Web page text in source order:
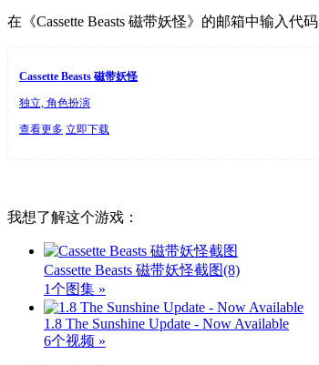
在《Cassette Beasts 磁带妖怪》的邮箱中输入代码
Cassette Beasts 磁带妖怪
独立, 角色扮演
查看更多 立即下载
我想了解这个游戏：
Cassette Beasts 磁带妖怪截图(8)
1个图集 »
1.8 The Sunshine Update - Now Available
6个视频 »